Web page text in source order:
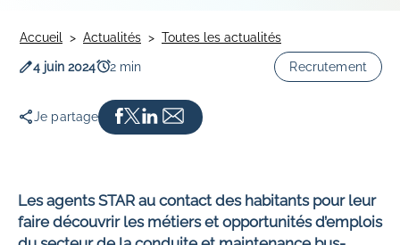
Accueil Actualités
Toutes les actualités
Date de publication
4 juin 2024 Temps de lecture
2 min Recrutement
Je partage
Les agents STAR au contact des habitants pour leur
faire découvrir les métiers et opportunités d’emplois